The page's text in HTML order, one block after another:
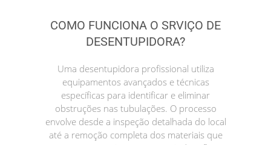
COMO FUNCIONA O SRVIÇO DE
DESENTUPIDORA?
Uma desentupidora profissional utiliza
equipamentos avançados e técnicas
específicas para identificar e eliminar
obstruções nas tubulações. O processo
envolve desde a inspeção detalhada do local
até a remoção completa dos materiais que